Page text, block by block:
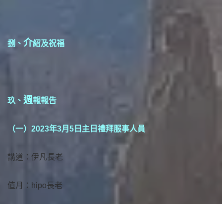
捌、 介紹及祝福
玖、 週報報告
（一）2023年3月5日主日禮拜服事人員
講道：伊凡長老
值月：hipo長老